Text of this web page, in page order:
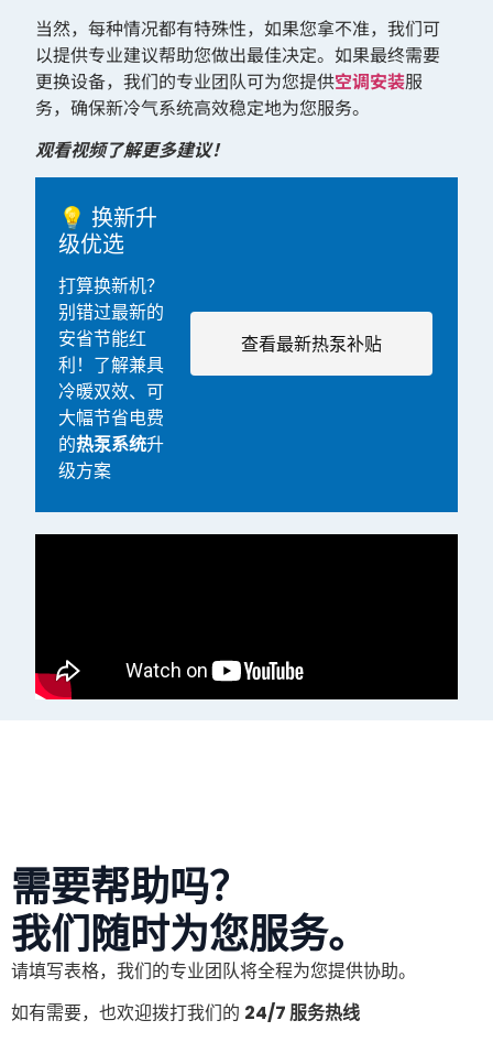
当然，每种情况都有特殊性，如果您拿不准，我们可
以提供专业建议帮助您做出最佳决定。如果最终需要
更换设备，我们的专业团队可为您提供空调安装服
务，确保新冷气系统高效稳定地为您服务。
观看视频了解更多建议！
💡 换新升
级优选
打算换新机？
别错过最新的
安省节能红
利！了解兼具
冷暖双效、可
大幅节省电费
的热泵系统升
级方案
查看最新热泵补贴
需要帮助吗？
我们随时为您服务。
请填写表格，我们的专业团队将全程为您提供协助。
如有需要，也欢迎拨打我们的 24/7 服务热线